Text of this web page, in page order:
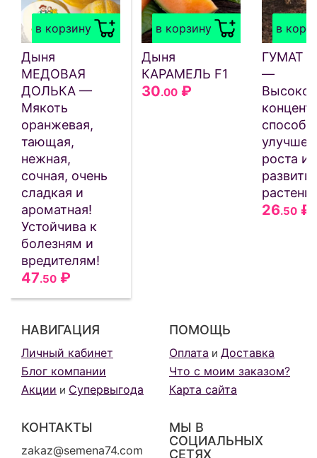
в корзину
Дыня
МЕДОВАЯ
ДОЛЬКА —
Мякоть
оранжевая,
тающая,
нежная,
сочная, очень
сладкая и
ароматная!
Устойчива к
болезням и
вредителям!
47.50 ₽
в корзину
Дыня
КАРАМЕЛЬ F1
30.00 ₽
в
ГУМАТ
—
роста и
26.50 ₽
НАВИГАЦИЯ
Личный кабинет
Блог компании
Акции и Супервыгода
ПОМОЩЬ
Оплата и Доставка
Что с моим заказом?
Карта сайта
КОНТАКТЫ
zakaz@semena74.com
МЫ В
СОЦИАЛЬНЫХ
СЕТЯХ